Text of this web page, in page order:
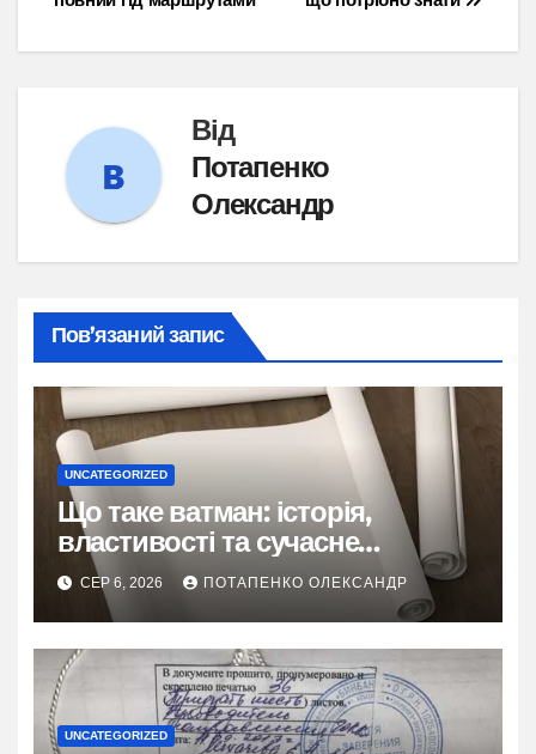
Від
Потапенко
Олександр
Пов’язаний запис
UNCATEGORIZED
Що таке ватман: історія,
властивості та сучасне
застосування
СЕР 6, 2026 ПОТАПЕНКО ОЛЕКСАНДР
UNCATEGORIZED